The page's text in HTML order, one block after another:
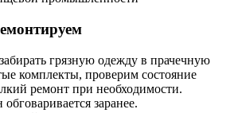
грязную одежду в прачечную
комплекты, проверим состояние
ремонт при необходимости.
заранее.